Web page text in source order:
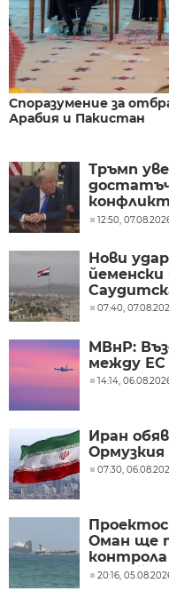
Споразумение за
Арабия и Пакистан
Тръмп
скоро
12:50,
Нови
йеменски
07:40,
МВнР:
между ЕС
14:14,
Иран
07:30,
Оман ще
20:16,